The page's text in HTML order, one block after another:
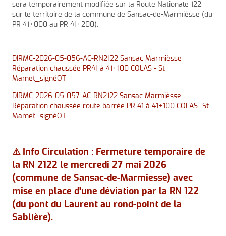
sera temporairement modifiée sur la Route Nationale 122,
sur le territoire de la commune de Sansac-de-Marmièsse (du
PR 41+000 au PR 41+200).
DIRMC-2026-05-056-AC-RN2122 Sansac Marmièsse
Réparation chaussée PR41 à 41+100 COLAS - St
Mamet_signéOT
DIRMC-2026-05-057-AC-RN2122 Sansac Marmièsse
Réparation chaussée route barrée PR 41 à 41+100 COLAS- St
Mamet_signéOT
⚠️ Info Circulation : Fermeture temporaire de
la RN 2122 le mercredi 27 mai 2026
(commune de Sansac-de-Marmiesse) avec
mise en place d'une déviation par la RN 122
(du pont du Laurent au rond-point de la
Sablière).